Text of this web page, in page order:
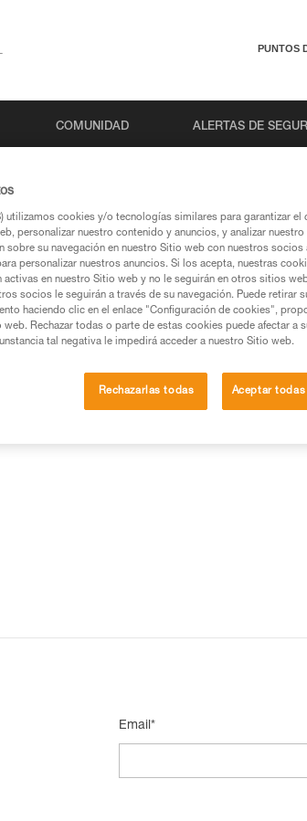
PUNTOS
COMUNIDAD ALERTAS DE
resultado
Email*
utilizamos cookies y/o tecnologías similares para garantizar el
personalizar nuestro contenido y anuncios, y analizar
sobre su navegación en nuestro Sitio web con nuestros socios
personalizar nuestros anuncios. Si los acepta, nuestras
en nuestro Sitio web y no le seguirán en otros sitios
socios le seguirán a través de su navegación. Puede retirar
haciendo clic en el enlace "Configuración de cookies",
Rechazar todas o parte de estas cookies puede afectar a
tal negativa le impedirá acceder a nuestro Sitio web.
Rechazarlas todas Aceptar